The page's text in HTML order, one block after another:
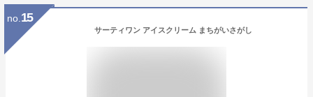
no. 15
サーティワン アイスクリーム まちがいさがし